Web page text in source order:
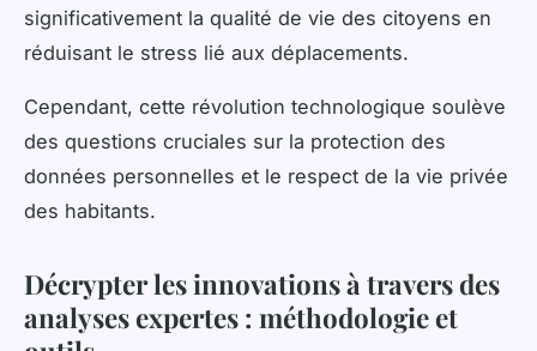
significativement la qualité de vie des citoyens en
réduisant le stress lié aux déplacements.
Cependant, cette révolution technologique soulève
des questions cruciales sur la protection des
données personnelles et le respect de la vie privée
des habitants.
Décrypter les innovations à travers des
analyses expertes : méthodologie et